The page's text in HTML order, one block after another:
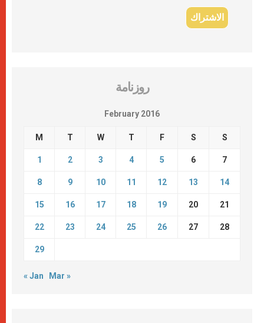
روزنامة
February 2016
M T W T F S S
1 2 3 4 5 6 7
8 9 10 11 12 13 14
15 16 17 18 19 20 21
22 23 24 25 26 27 28
29
« Jan Mar »